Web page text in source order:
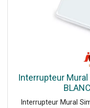
Interrupteur
Interrupteur Mural